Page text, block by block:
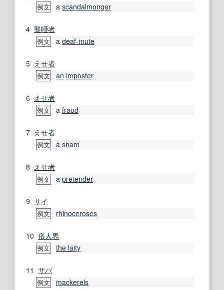
例文 a scandalmonger
4 聾唖者
例文 a deaf‐mute
5 えせ者
例文 an imposter
6 えせ者
例文 a fraud
7 えせ者
例文 a sham
8 えせ者
例文 a pretender
9 サイ
例文 rhinoceroses
10 俗人界
例文 the laity
11 サバ
例文 mackerels